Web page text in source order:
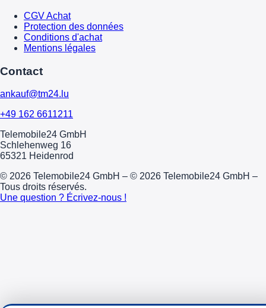
CGV Achat
Protection des données
Conditions d'achat
Mentions légales
Contact
ankauf@tm24.lu
+49 162 6611211
Telemobile24 GmbH
Schlehenweg 16
65321 Heidenrod
© 2026 Telemobile24 GmbH – © 2026 Telemobile24 GmbH –
Tous droits réservés.
Une question ? Écrivez-nous !